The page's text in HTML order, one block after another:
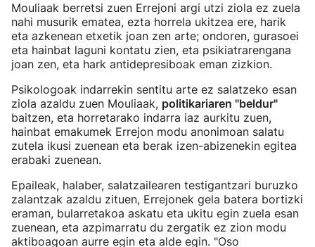
Mouliaak berretsi zuen Errejoni argi utzi ziola ez zuela
nahi musurik ematea, ezta horrela ukitzea ere, harik
eta azkenean etxetik joan zen arte; ondoren, gurasoei
eta hainbat laguni kontatu zien, eta psikiatrarengana
joan zen, eta hark antidepresiboak eman zizkion.
Psikologoak indarrekin sentitu arte ez salatzeko esan
ziola azaldu zuen Mouliaak, politikariaren "beldur"
baitzen, eta horretarako indarra iaz aurkitu zuen,
hainbat emakumek Errejon modu anonimoan salatu
zutela ikusi zuenean eta berak izen-abizenekin egitea
erabaki zuenean.
Epaileak, halaber, salatzailearen testigantzari buruzko
zalantzak azaldu zituen, Errejonek gela batera bortizki
eraman, bularretakoa askatu eta ukitu egin zuela esan
zuenean, eta azpimarratu du zergatik ez zion modu
aktiboagoan aurre egin eta alde egin. "Oso